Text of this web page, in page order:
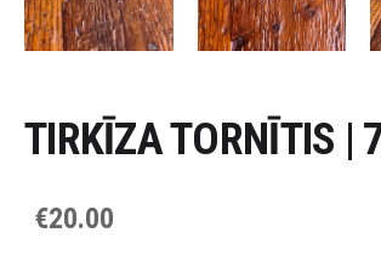
TIRKĪZA TORNĪTIS |
€20.00